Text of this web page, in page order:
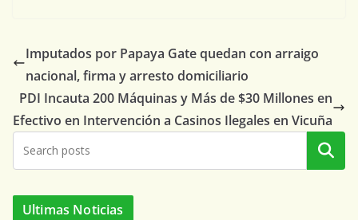
Imputados por Papaya Gate quedan con arraigo
nacional, firma y arresto domiciliario
PDI Incauta 200 Máquinas y Más de $30 Millones en
Efectivo en Intervención a Casinos Ilegales en Vicuña
Buscar
Ultimas Noticias